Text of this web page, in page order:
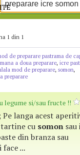
1 din 1
de preparare pastrama de
a doua preparare, icre
mod de preparare, somon,
preparare
legume si/sau fructe !!
Pe langa acest
cu somon sau
din branza sau
...